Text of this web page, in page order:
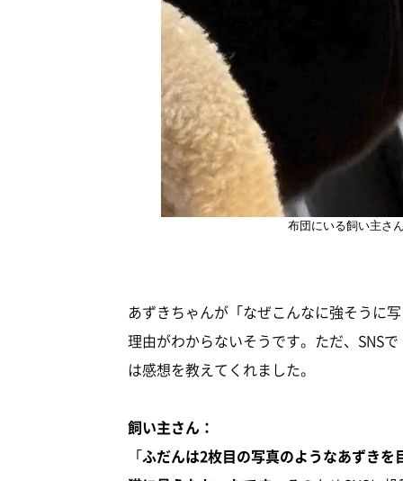
布団にいる飼い主さ
あずきちゃんが「なぜこんなに強そうに
理由がわからないそうです。ただ、SNS
は感想を教えてくれました。
飼い主さん：
「ふだんは2枚目の写真のようなあずき